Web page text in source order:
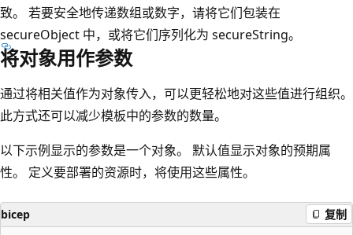
致。 若要安全地传递数组或数字，请将它们包装在
secureObject 中，或将它们序列化为 secureString。
将对象用作参数
通过将相关值作为对象传入，可以更轻松地对这些值进行组织。
此方式还可以减少模板中的参数的数量。
以下示例显示的参数是一个对象。 默认值显示对象的预期属
性。 定义要部署的资源时，将使用这些属性。
bicep 复制